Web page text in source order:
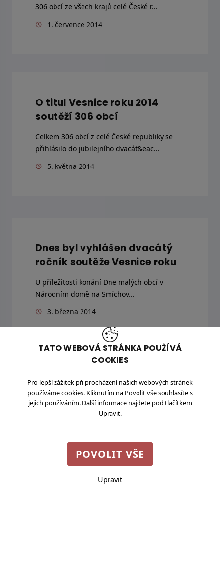
306 obcí ze všech krajů celé České r...
1. července 2014
O titul Vesnice roku 2014
soutěží 306 obcí
Celkem 306 obcí z celé České republiky se
přihlásilo do jubilejního dvacát&eac...
5. května 2014
Dnes byl vyhlášen dvacátý
ročník soutěže Vesnice roku
U příležitosti konání Dne malých obcí v
Národním domě na Smíchov...
3. března 2014
2 3 4 5 8 9
TATO WEBOVÁ STRÁNKA POUŽÍVÁ
COOKIES
Pro lepší zážitek při procházení našich webových stránek
používáme cookies. Kliknutím na Povolit vše souhlasíte s
jejich používáním. Další informace najdete pod tlačítkem
Upravit.
POVOLIT VŠE
Upravit